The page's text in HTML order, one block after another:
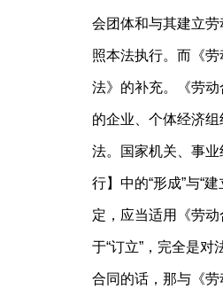
会团体和与其建立
照本法执行。而《
法》的补充。《劳
的企业、个体经济
法。国家机关、事
行】中的“形成”与“
定，应当适用《劳
于“订立”，完全是对
合同的话，那与《